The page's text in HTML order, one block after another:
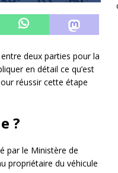
deux parties pour la
en détail ce qu’est
réussir cette étape
?
par le Ministère de
propriétaire du véhicule